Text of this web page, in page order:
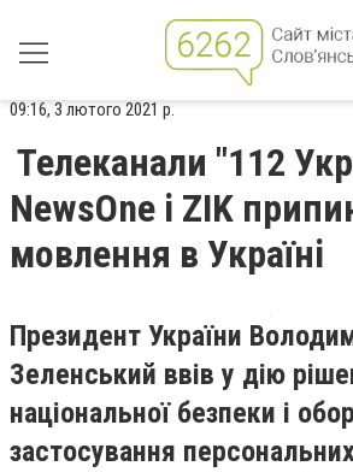
09:16, 3 лютого 2021 р.
Телеканали "112
NewsOne і ZIK
мовлення в Україні
Президент України
Зеленський ввів у дію
національної безпеки і
застосування